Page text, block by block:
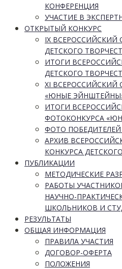
КОНФЕРЕНЦИЯ
УЧАСТИЕ В
ОТКРЫТЫЙ КОНКУРС
IX
ДЕТСКОГО
ИТОГИ
ДЕТСКОГО
XI
«ЮНЫЕ
ИТОГИ
ФОТОКОНКУРСА
ФОТО
АРХИВ
КОНКУРСА
ПУБЛИКАЦИИ
МЕТОДИЧЕСКИЕ
РАБОТЫ
НАУЧНО-
ШКОЛЬНИКОВ И
РЕЗУЛЬТАТЫ
ОБЩАЯ ИНФОРМАЦИЯ
ПРАВИЛА УЧАСТИЯ
ДОГОВОР-ОФЕРТА
ПОЛОЖЕНИЯ